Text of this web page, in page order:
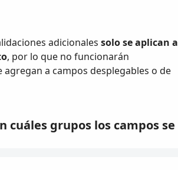
adicionales solo se aplican a
, por lo que no funcionarán
agregan a campos desplegables o de
cuáles grupos los campos se